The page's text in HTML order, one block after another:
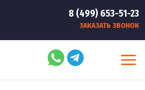
8 (499) 653-51-23
ЗАКАЗАТЬ ЗВОНОК